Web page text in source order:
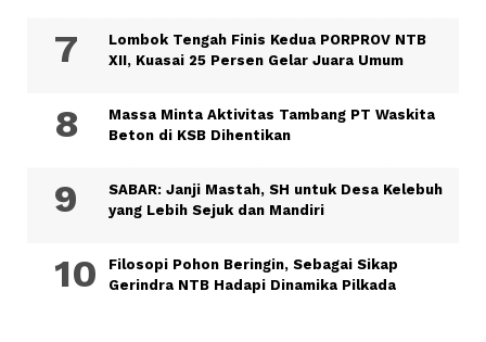
Lombok Tengah Finis Kedua PORPROV NTB
XII, Kuasai 25 Persen Gelar Juara Umum
Massa Minta Aktivitas Tambang PT Waskita
Beton di KSB Dihentikan
SABAR: Janji Mastah, SH untuk Desa Kelebuh
yang Lebih Sejuk dan Mandiri
Filosopi Pohon Beringin, Sebagai Sikap
Gerindra NTB Hadapi Dinamika Pilkada